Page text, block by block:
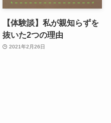
【体験談】私が親知らずを
抜いた2つの理由
2021年2月26日